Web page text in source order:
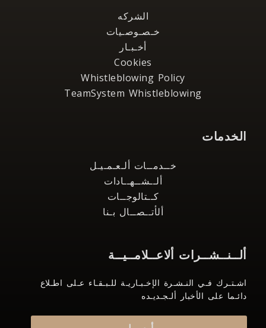
الشركه
خـصـوصـيات
أخـبـار
Cookies
Whistleblowing Policy
TeamSystem Whistleblowing
الخدمات
خــدمــات ألـعـمـيـل
ألــشــهــادات
كــتالوجــات
ألأتــصــال بـنا
ألــنــشــرات ألاعــلامــيــة
اشـتـرك فـي النـشـرة الإخـبـاريـة للـبـقـاء عـلى اطـلاع
دائـما على الأخبار ألـجـديـده